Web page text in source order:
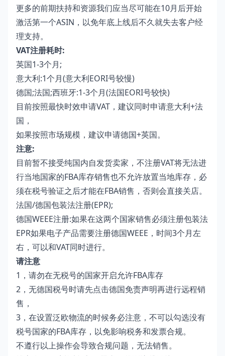
更多的前期扶持和资源我们应当尽可能在10月后开始
激活第一个ASIN，以免年底上线后不久就失去客户经
理支持。
VAT注册耗时:
英国1-3个月;
意大利:1个月(意大利EORI号较慢)
德国;法国;西班牙:1-3个月(法国EORI号较快)
目前按照最快时效申请VAT，建议同时申请意大利+法
国，
如果按照市场规模，建议申请德国+英国。
注意:
目前暂不接受纯国内自发货卖家，不注册VAT将无法进
行当地国家的FBA库存销售也不允许放置当地库存，必
须在税号验证之后才能在FBA销售，否则会直接关店。
法国/德国包装法注册(EPR);
德国WEEE注册:如果在这两个国家销售必须注册包装法
EPR如果电子产品需要注册德国WEEE，时间3个月左
右，可以和VAT同时进行。
请注意
1，请勿在无税号的国家开启允许FBA库存
2，无德国税号时请先点击德国免责声明再进行远程销
售，
3，在设置泛欧物流的时候务必注意，不可以勾选没有
税号国家的FBA库存，以免影响税务和发票合规。
不遵行以上操作会导致合规问题，无法销售。